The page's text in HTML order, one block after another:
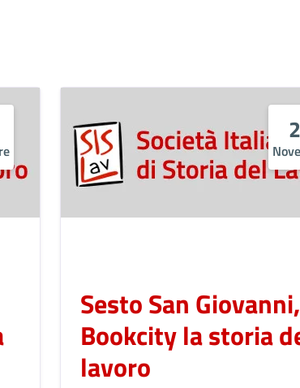
Sesto San
Bookcity la storia
lavoro